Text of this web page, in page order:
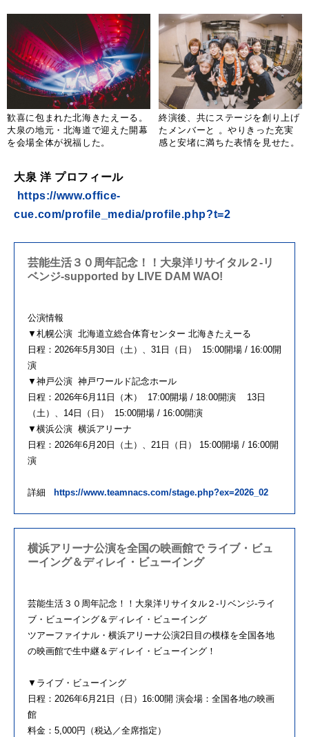
歓喜に包まれた北海きたえーる。
大泉の地元・北海道で迎えた開幕
を会場全体が祝福した。
終演後、共にステージを創り上げ
たメンバーと 。やりきった充実
感と安堵に満ちた表情を見せた。
大泉 洋 プロフィール
https://www.office-
cue.com/profile_media/profile.php?t=2
芸能生活３０周年記念！！大泉洋リサイタル２-リ
ベンジ-supported by LIVE DAM WAO!
公演情報
▼札幌公演 北海道立総合体育センター 北海きたえーる
日程：2026年5月30日（土）、31日（日） 15:00開場 / 16:00開
演
▼神戸公演 神戸ワールド記念ホール
日程：2026年6月11日（木） 17:00開場 / 18:00開演 13日
（土）、14日（日） 15:00開場 / 16:00開演
▼横浜公演 横浜アリーナ
日程：2026年6月20日（土）、21日（日） 15:00開場 / 16:00開
演
詳細 https://www.teamnacs.com/stage.php?ex=2026_02
横浜アリーナ公演を全国の映画館で ライブ・ビュ
ーイング＆ディレイ・ビューイング
芸能生活３０周年記念！！大泉洋リサイタル２-リベンジ-ライ
ブ・ビューイング＆ディレイ・ビューイング
ツアーファイナル・横浜アリーナ公演2日目の模様を全国各地
の映画館で生中継＆ディレイ・ビューイング！
▼ライブ・ビューイング
日程：2026年6月21日（日）16:00開 演会場：全国各地の映画
館
料金：5,000円（税込／全席指定）